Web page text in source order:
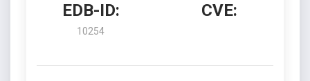
EDB-ID:
10254
CVE: